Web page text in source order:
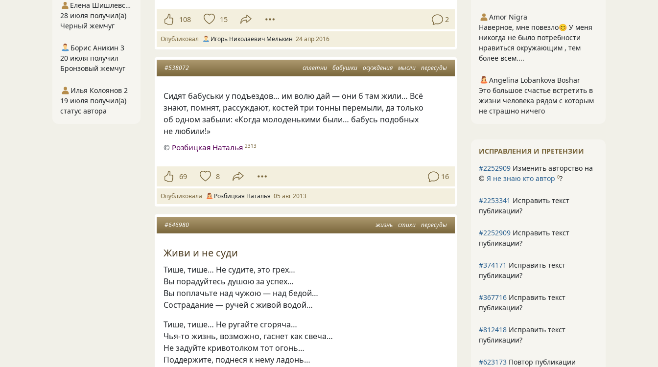
108 15 2
Опубликовал Игорь Николаевич Мелькин 24 апр 2016
сплетни бабушки осуждения мысли пересуды
#538072
Сидят бабуськи у подъездов… им волю дай — они б там жили… Всё
знают, помнят, рассуждают, костей три тонны перемыли, да только
об одном забыли: «Когда молоденькими были… бабусь подобных
не любили!»
© Розбицкая Наталья 2313
69 8 16
Опубликовала Розбицкая Наталья 05 авг 2013
жизнь стихи пересуды
#646980
Живи и не суди
Тише, тише… Не судите, это грех…
Вы порадуйтесь душою за успех…
Вы поплачьте над чужою — над бедой…
Сострадание — ручей с живой водой…
Тише, тише… Не ругайте сгоряча…
Чья-то жизнь, возможно, гаснет как свеча…
Не задуйте кривотолком тот огонь…
Поддержите, поднеся к нему ладонь…
Amor Nigra
Наверное, мне повезло😊 У меня
никогда не было потребности
нравиться окружающим , тем
более всем....
Angelina Lobankova Boshar
Это большое счастье встретить в
жизни человека рядом с которым
не страшно ничего
ИСПРАВЛЕНИЯ И ПРЕТЕНЗИИ
#2252909 Изменить авторство на
© Я не знаю кто автор 0?
#2253341 Исправить текст
публикации?
#2252909 Исправить текст
публикации?
#374171 Исправить текст
публикации?
#367716 Исправить текст
публикации?
#812418 Исправить текст
публикации?
#623173 Повтор публикации
Елена Шишлевская
28 июля получил(а)
Черный жемчуг
Борис Аникин 3
20 июля получил
Бронзовый жемчуг
Илья Колоянов 2
19 июля получил(а)
статус автора